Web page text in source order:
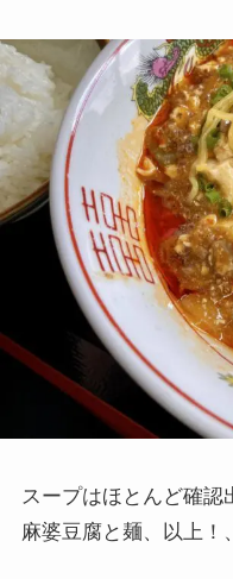
スープはほとんど確認
麻婆豆腐と麺、以上！